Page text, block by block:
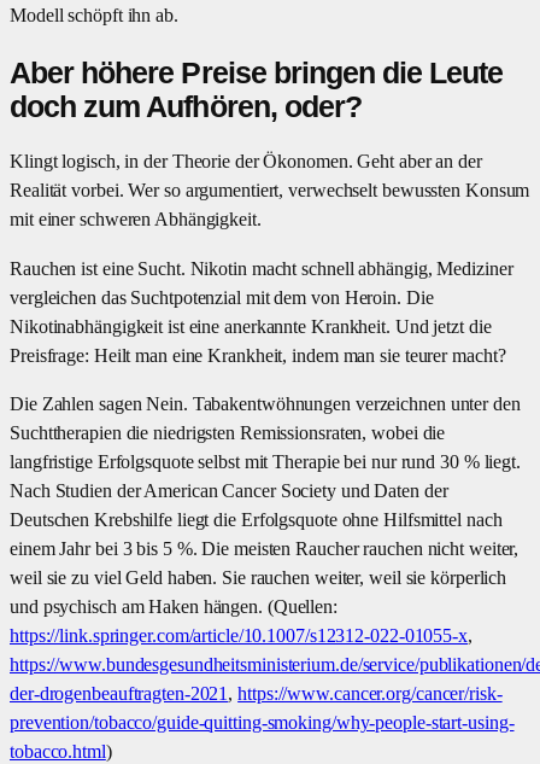
Modell schöpft ihn ab.
Aber höhere Preise bringen die Leute
doch zum Aufhören, oder?
Klingt logisch, in der Theorie der Ökonomen. Geht aber an der
Realität vorbei. Wer so argumentiert, verwechselt bewussten Konsum
mit einer schweren Abhängigkeit.
Rauchen ist eine Sucht. Nikotin macht schnell abhängig, Mediziner
vergleichen das Suchtpotenzial mit dem von Heroin. Die
Nikotinabhängigkeit ist eine anerkannte Krankheit. Und jetzt die
Preisfrage: Heilt man eine Krankheit, indem man sie teurer macht?
Die Zahlen sagen Nein. Tabakentwöhnungen verzeichnen unter den
Suchttherapien die niedrigsten Remissionsraten, wobei die
langfristige Erfolgsquote selbst mit Therapie bei nur rund 30 % liegt.
Nach Studien der American Cancer Society und Daten der
Deutschen Krebshilfe liegt die Erfolgsquote ohne Hilfsmittel nach
einem Jahr bei 3 bis 5 %. Die meisten Raucher rauchen nicht weiter,
weil sie zu viel Geld haben. Sie rauchen weiter, weil sie körperlich
und psychisch am Haken hängen. (Quellen:
https://link.springer.com/article/10.1007/s12312-022-01055-x,
https://www.bundesgesundheitsministerium.de/service/publikationen/
der-drogenbeauftragten-2021,https://www.cancer.org/cancer/risk-
prevention/tobacco/guide-quitting-smoking/why-people-start-using-
tobacco.html)